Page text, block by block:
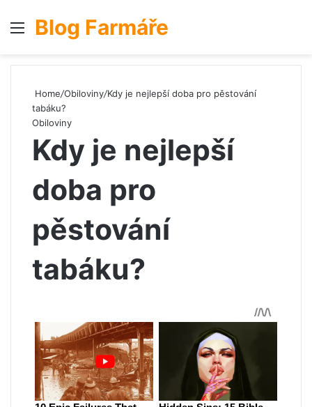
Menu
Blog Farmáře
Home/Obiloviny/Kdy je nejlepší doba pro pěstování
tabáku?
Obiloviny
Kdy je nejlepší
doba pro
pěstování
tabáku?